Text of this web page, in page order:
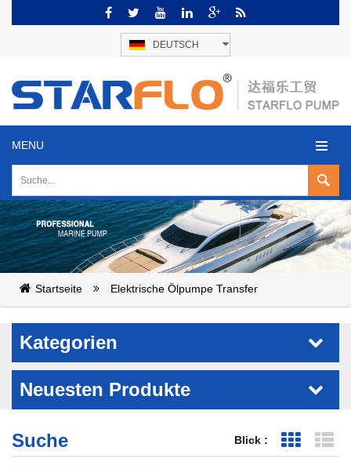
DEUTSCH
MENU
Startseite Elektrische Ölpumpe Transfer
Kategorien
Neuesten Produkte
Suche Blick : Grid-